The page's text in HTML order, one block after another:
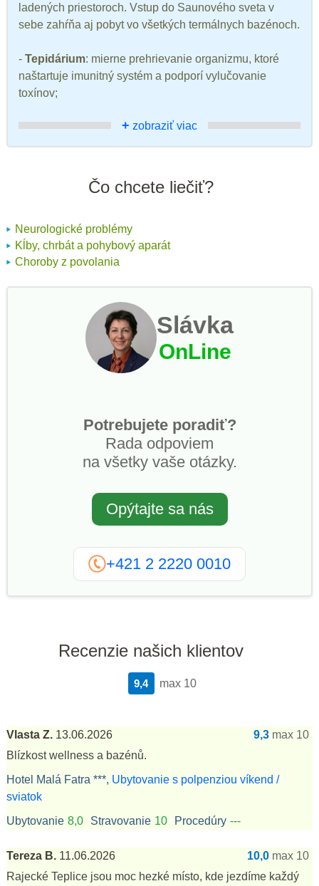
ladených priestoroch. Vstup do Saunového sveta v
sebe zahŕňa aj pobyt vo všetkých termálnych bazénoch.
- Tepidárium: mierne prehrievanie organizmu, ktoré
naštartuje imunitný systém a podporí vylučovanie
toxínov;
+ zobraziť viac
Čo chcete liečiť?
Neurologické problémy
Kĺby, chrbát a pohybový aparát
Choroby z povolania
Slávka
OnLine
Potrebujete poradiť?
Rada odpoviem
na všetky vaše otázky.
Opýtajte sa nás
+421 2 2220 0010
Recenzie našich klientov
max 10
9,4
Vlasta Z. 13.06.2026 9,3 max 10
Blízkost wellness a bazénů.
Hotel Malá Fatra ***, Ubytovanie s polpenziou víkend /
sviatok
Ubytovanie 8,0 Stravovanie 10 Procedúry ---
Tereza B. 11.06.2026 10,0 max 10
Rajecké Teplice jsou moc hezké místo, kde jezdíme každý